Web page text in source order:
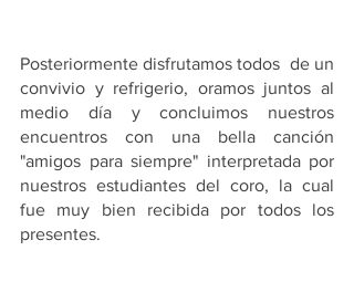
Posteriormente disfrutamos todos  de un
convivio y refrigerio, oramos juntos al
medio día y concluimos nuestros
encuentros con una bella canción
"amigos para siempre" interpretada por
nuestros estudiantes del coro, la cual
fue muy bien recibida por todos los
presentes.